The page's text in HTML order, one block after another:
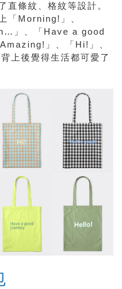
直條紋、格紋等設計。
「Morning!」、
」、「Have a good
」、「Hi!」、
上後覺得生活都可愛了